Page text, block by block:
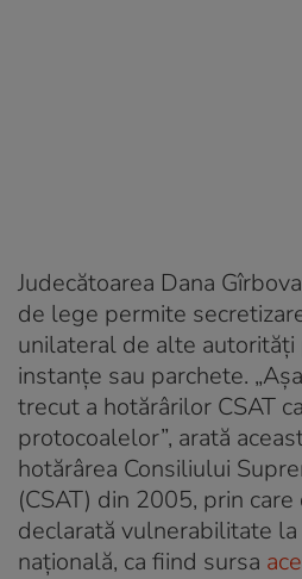
Judecătoarea Dana
de lege permite
unilateral de alte
instanţe sau parchete.
trecut a hotărârilor CSAT
protocoalelor”, arată
hotărârea Consiliului
(CSAT) din 2005, prin
declarată vulnerabilitate
naţională, ca fiind sursa